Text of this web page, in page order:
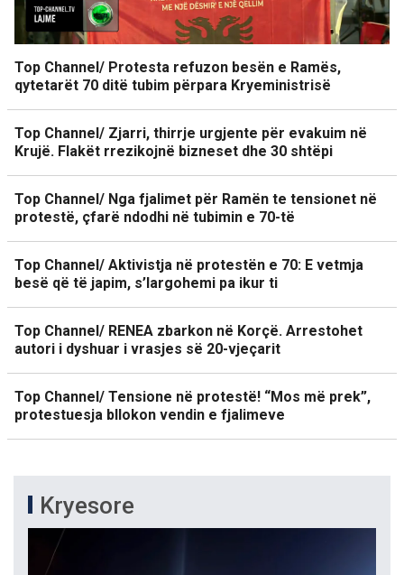
Top Channel/ Protesta refuzon besën e Ramës,
qytetarët 70 ditë tubim përpara Kryeministrisë
Top Channel/ Zjarri, thirrje urgjente për evakuim në
Krujë. Flakët rrezikojnë bizneset dhe 30 shtëpi
Top Channel/ Nga fjalimet për Ramën te tensionet në
protestë, çfarë ndodhi në tubimin e 70-të
Top Channel/ Aktivistja në protestën e 70: E vetmja
besë që të japim, s’largohemi pa ikur ti
Top Channel/ RENEA zbarkon në Korçë. Arrestohet
autori i dyshuar i vrasjes së 20-vjeçarit
Top Channel/ Tensione në protestë! “Mos më prek”,
protestuesja bllokon vendin e fjalimeve
Kryesore